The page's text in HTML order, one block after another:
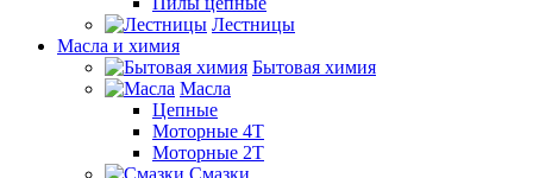
Лестницы
Масла и химия
Бытовая химия
Масла
Цепные
Моторные 4Т
Моторные 2Т
Смазки